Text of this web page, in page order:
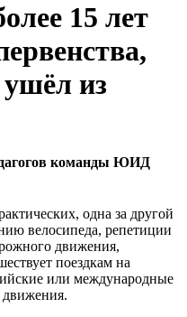
15 лет
ушёл из
команды ЮИД
одна за другой
велосипеда, репетиции
движения,
поездкам на
или международные